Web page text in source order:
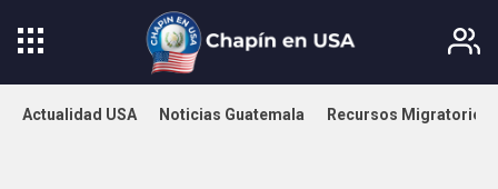
Actualidad USA Noticias Guatemala Recursos Migratorios